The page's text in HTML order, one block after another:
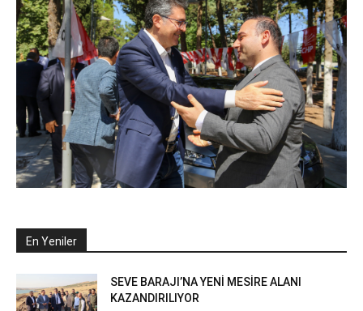
En Yeniler
SEVE BARAJI’NA YENİ MESİRE ALANI
KAZANDIRILIYOR